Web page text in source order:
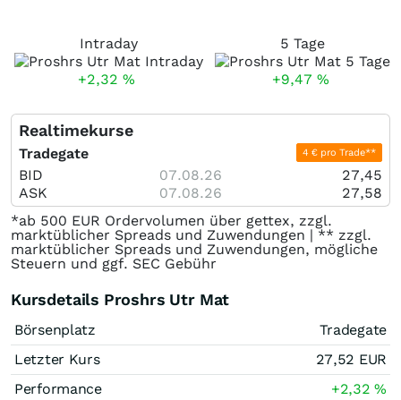
Intraday
+2,32 %
5 Tage
+9,47 %
Realtimekurse
Tradegate 4 € pro Trade**
BID 07.08.26
27,45
ASK
07.08.26
27,58
*ab 500 EUR Ordervolumen über gettex, zzgl.
marktüblicher Spreads und Zuwendungen | ** zzgl.
marktüblicher Spreads und Zuwendungen, mögliche
Steuern und ggf. SEC Gebühr
Kursdetails Proshrs Utr Mat
Börsenplatz
Tradegate
Letzter Kurs
27,52 EUR
Performance
+2,32%